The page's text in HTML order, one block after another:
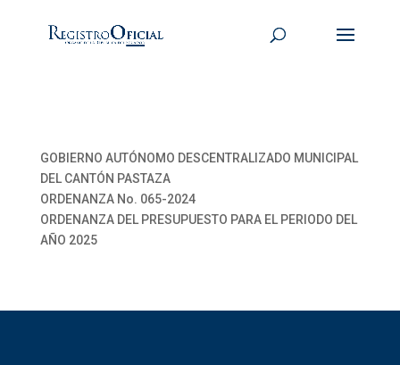
GOBIERNO AUTÓNOMO DESCENTRALIZADO MUNICIPAL
DEL CANTÓN PASTAZA
ORDENANZA No. 065-2024
ORDENANZA DEL PRESUPUESTO PARA EL PERIODO DEL
AÑO 2025